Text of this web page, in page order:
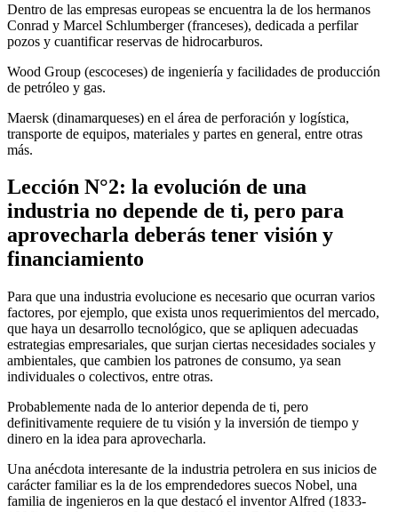
Dentro de las empresas europeas se encuentra la de los hermanos
Conrad y Marcel Schlumberger (franceses), dedicada a perfilar
pozos y cuantificar reservas de hidrocarburos.
Wood Group (escoceses) de ingeniería y facilidades de producción
de petróleo y gas.
Maersk (dinamarqueses) en el área de perforación y logística,
transporte de equipos, materiales y partes en general, entre otras
más.
Lección N°2: la evolución de una
industria no depende de ti, pero para
aprovecharla deberás tener visión y
financiamiento
Para que una industria evolucione es necesario que ocurran varios
factores, por ejemplo, que exista unos requerimientos del mercado,
que haya un desarrollo tecnológico, que se apliquen adecuadas
estrategias empresariales, que surjan ciertas necesidades sociales y
ambientales, que cambien los patrones de consumo, ya sean
individuales o colectivos, entre otras.
Probablemente nada de lo anterior dependa de ti, pero
definitivamente requiere de tu visión y la inversión de tiempo y
dinero en la idea para aprovecharla.
Una anécdota interesante de la industria petrolera en sus inicios de
carácter familiar es la de los emprendedores suecos Nobel, una
familia de ingenieros en la que destacó el inventor Alfred (1833-